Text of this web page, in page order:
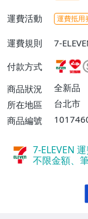
運費活動 運費抵用
運費規則
7-
或消費
不付款
運費
費】、
付款方式
商品狀況
全新品
所在地區
台北市
商品編號
7-ELEVEN
不限金額、